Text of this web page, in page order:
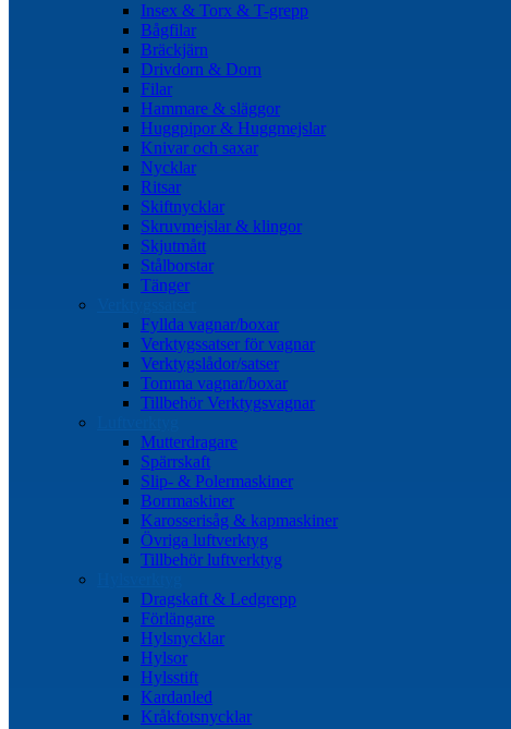
Insex & Torx & T-grepp
Bågfilar
Bräckjärn
Drivdorn & Dorn
Filar
Hammare & släggor
Huggpipor & Huggmejslar
Knivar och saxar
Nycklar
Ritsar
Skiftnycklar
Skruvmejslar & klingor
Skjutmått
Stålborstar
Tänger
Fyllda vagnar/boxar
Verktygssatser för vagnar
Verktygslådor/satser
Tomma vagnar/boxar
Tillbehör Verktygsvagnar
Mutterdragare
Spärrskaft
Slip- & Polermaskiner
Borrmaskiner
Karosserisåg & kapmaskiner
Övriga luftverktyg
Tillbehör luftverktyg
Dragskaft & Ledgrepp
Förlängare
Hylsnycklar
Hylsor
Hylsstift
Kardanled
Kråkfotsnycklar